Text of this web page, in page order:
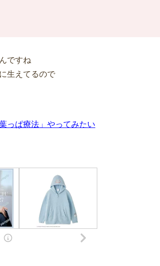
ですね
生えてるので
っぱ療法」やってみたい